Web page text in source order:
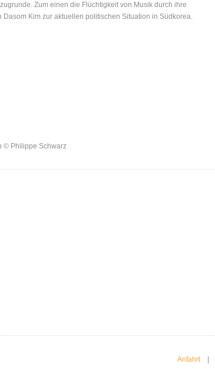
Zum einen die Flüchtigkeit von Musik durch ihre
Kim zur aktuellen politischen Situation in Südkorea.
© Philippe Schwarz
Anfahrt|